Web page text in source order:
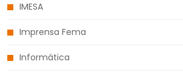
IMESA
Imprensa Fema
Informática